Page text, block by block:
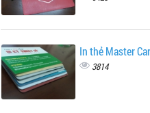
In thẻ Master
3814